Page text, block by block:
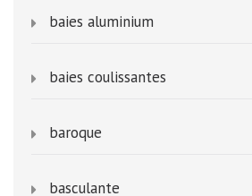
baies aluminium
baies coulissantes
baroque
basculante